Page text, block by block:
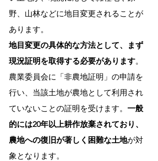
野、山林などに地目変更されることが
あります。
地目変更の具体的な方法として、まず
現況証明を取得する必要があります。
農業委員会に「非農地証明」の申請を
行い、当該土地が農地として利用され
ていないことの証明を受けます。 一般
的には20年以上耕作放棄されており、
農地への復旧が著しく困難な土地が対
象となります。